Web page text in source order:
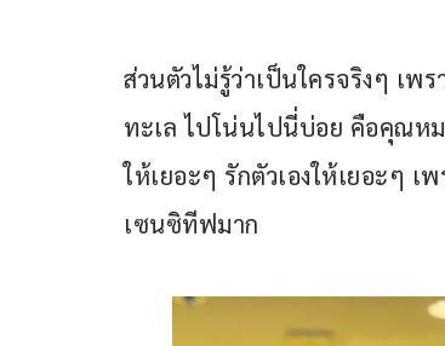
ส่วนตัวไม่รู้ว่าเป็นใครจริงๆ เ
ทะเล ไปโน่นไปนี่บ่อย คือคุณห
ให้เยอะๆ รักตัวเองให้เยอะๆ เ
เซนซิทีฟมาก